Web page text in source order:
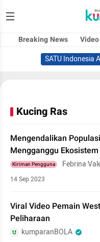
Breaking News
SATU Indonesia
Kucing Ras
Mengendalikan
Mengganggu Ekosistem
Kiriman Pengguna Febrina
14 Sep 2023
Viral Video Pemain
Peliharaan
kumparanBOLA